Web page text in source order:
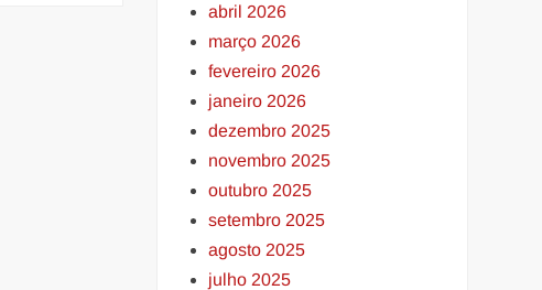
abril 2026
março 2026
fevereiro 2026
janeiro 2026
dezembro 2025
novembro 2025
outubro 2025
setembro 2025
agosto 2025
julho 2025